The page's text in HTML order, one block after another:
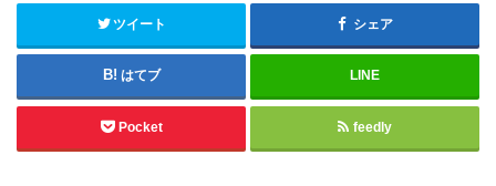
ツイート シェア
はてブ LINE
Pocket feedly